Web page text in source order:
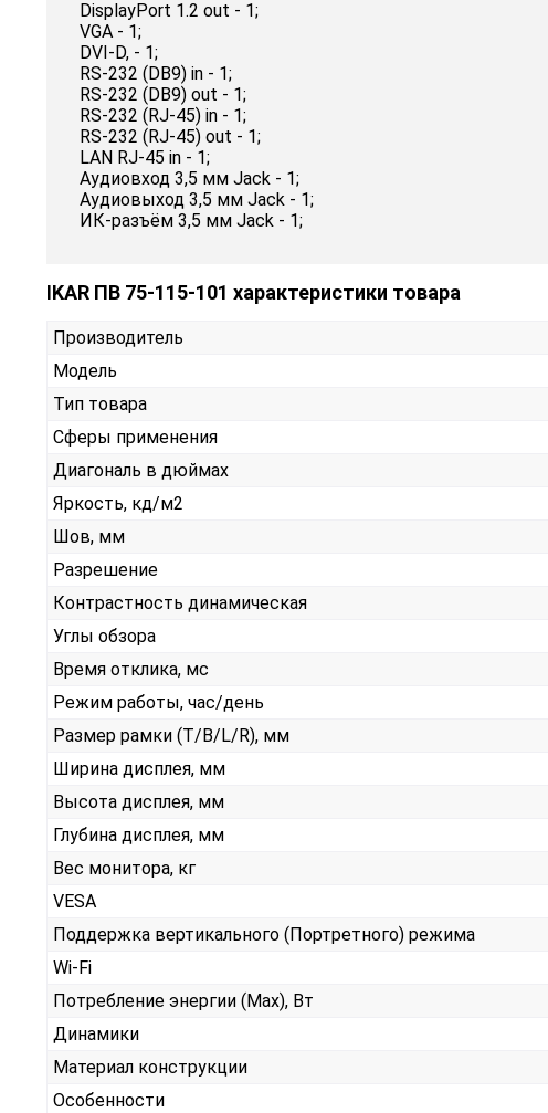
DisplayPort 1.2 out - 1;
VGA - 1;
DVI-D, - 1;
RS-232 (DB9) in - 1;
RS-232 (DB9) out - 1;
RS-232 (RJ-45) in - 1;
RS-232 (RJ-45) out - 1;
LAN RJ-45 in - 1;
Аудиовход 3,5 мм Jack - 1;
Аудиовыход 3,5 мм Jack - 1;
ИК-разъём 3,5 мм Jack - 1;
IKAR ПВ 75-115-101 характеристики товара
Производитель
Модель
Тип товара
Сферы применения
Диагональ в дюймах
Яркость, кд/м2
Шов, мм
Разрешение
Контрастность динамическая
Углы обзора
Время отклика, мс
Режим работы, час/день
Размер рамки (T/B/L/R), мм
Ширина дисплея, мм
Высота дисплея, мм
Глубина дисплея, мм
Вес монитора, кг
VESA
Поддержка вертикального (Портретного) режима
Wi-Fi
Потребление энергии (Max), Вт
Динамики
Материал конструкции
Особенности